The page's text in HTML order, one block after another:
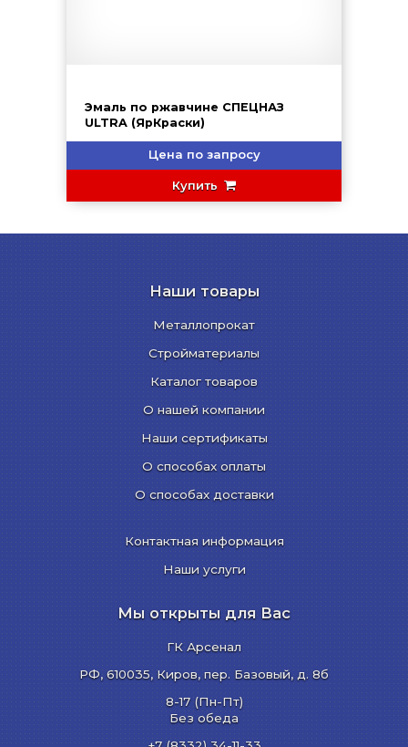
Эмаль по ржавчине СПЕЦНАЗ
ULTRA (ЯрКраски)
Цена по запросу
Купить
Наши товары
Металлопрокат
Стройматериалы
Каталог товаров
О нашей компании
Наши сертификаты
О способах оплаты
О способах доставки
Контактная информация
Наши услуги
Мы открыты для Вас
ГК Арсенал
РФ, 610035, Киров, пер. Базовый, д. 8б
8-17 (Пн-Пт)
Без обеда